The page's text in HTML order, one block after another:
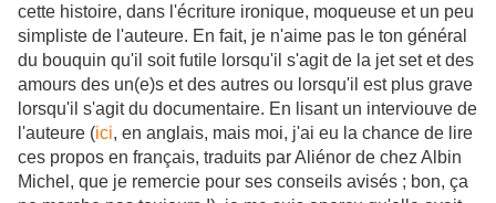
cette histoire, dans l'écriture ironique, moqueuse et un peu
simpliste de l'auteure. En fait, je n'aime pas le ton général
du bouquin qu'il soit futile lorsqu'il s'agit de la jet set et des
amours des un(e)s et des autres ou lorsqu'il est plus grave
lorsqu'il s'agit du documentaire. En lisant un interviouve de
l'auteure (ici, en anglais, mais moi, j'ai eu la chance de lire
ces propos en français, traduits par Aliénor de chez Albin
Michel, que je remercie pour ses conseils avisés ; bon, ça